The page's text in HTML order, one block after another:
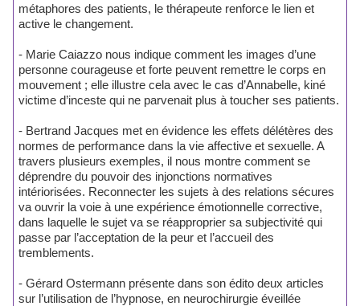
métaphores des patients, le thérapeute renforce le lien et
active le changement.
- Marie Caiazzo nous indique comment les images d’une
personne courageuse et forte peuvent remettre le corps en
mouvement ; elle illustre cela avec le cas d’Annabelle, kiné
victime d’inceste qui ne parvenait plus à toucher ses patients.
- Bertrand Jacques met en évidence les effets délétères des
normes de performance dans la vie affective et sexuelle. A
travers plusieurs exemples, il nous montre comment se
déprendre du pouvoir des injonctions normatives
intériorisées. Reconnecter les sujets à des relations sécures
va ouvrir la voie à une expérience émotionnelle corrective,
dans laquelle le sujet va se réapproprier sa subjectivité qui
passe par l’acceptation de la peur et l’accueil des
tremblements.
- Gérard Ostermann présente dans son édito deux articles
sur l’utilisation de l’hypnose, en neurochirurgie éveillée